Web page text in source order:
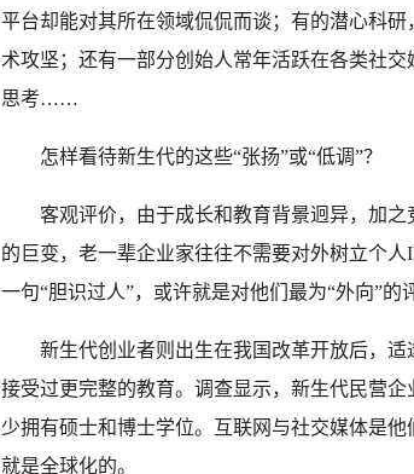
平台却能对其所在领域侃侃而谈；有的潜心科
术攻坚；还有一部分创始人常年活跃在各类社
思考……
怎样看待新生代的这些“张扬”或“低调”？
客观评价，由于成长和教育背景迥异，加
的巨变，老一辈企业家往往不需要对外树立个人
一句“胆识过人”，或许就是对他们最为“外向”的
新生代创业者则出生在我国改革开放后，
接受过更完整的教育。调查显示，新生代民营
少拥有硕士和博士学位。互联网与社交媒体是
就是全球化的。